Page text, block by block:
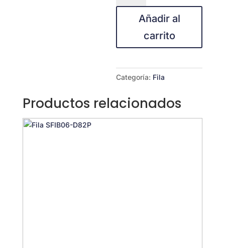
U28Z
cantidadAñadir al
carrito
Categoría: Fila
Productos relacionados